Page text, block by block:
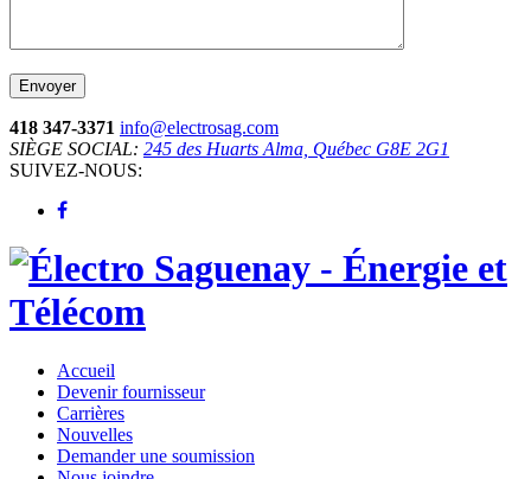
418 347-3371 info@electrosag.com
SIÈGE SOCIAL: 245 des Huarts Alma, Québec G8E 2G1
SUIVEZ-NOUS:
Accueil
Devenir fournisseur
Carrières
Nouvelles
Demander une soumission